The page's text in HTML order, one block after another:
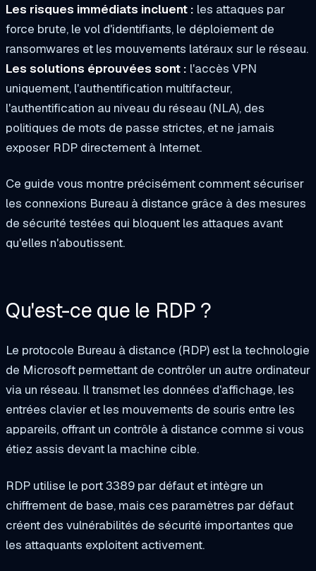
Les risques immédiats incluent : les attaques par
force brute, le vol d'identifiants, le déploiement de
ransomwares et les mouvements latéraux sur le réseau.
Les solutions éprouvées sont : l'accès VPN
uniquement, l'authentification multifacteur,
l'authentification au niveau du réseau (NLA), des
politiques de mots de passe strictes, et ne jamais
exposer RDP directement à Internet.
Ce guide vous montre précisément comment sécuriser
les connexions Bureau à distance grâce à des mesures
de sécurité testées qui bloquent les attaques avant
qu'elles n'aboutissent.
Qu'est-ce que le RDP ?
Le protocole Bureau à distance (RDP) est la technologie
de Microsoft permettant de contrôler un autre ordinateur
via un réseau. Il transmet les données d'affichage, les
entrées clavier et les mouvements de souris entre les
appareils, offrant un contrôle à distance comme si vous
étiez assis devant la machine cible.
RDP utilise le port 3389 par défaut et intègre un
chiffrement de base, mais ces paramètres par défaut
créent des vulnérabilités de sécurité importantes que
les attaquants exploitent activement.